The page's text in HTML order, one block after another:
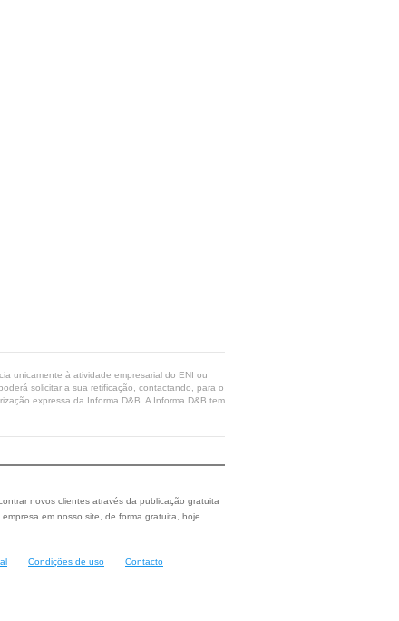
unicamente à atividade empresarial do ENI ou
solicitar a sua retificação, contactando, para o
expressa da Informa D&B. A Informa D&B tem
novos clientes através da publicação gratuita
em nosso site, de forma gratuita, hoje
Condições de uso Contacto